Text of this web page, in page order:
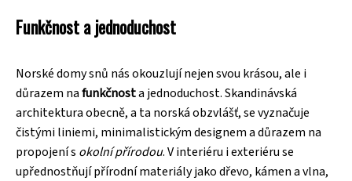
Funkčnost a jednoduchost
Norské domy snů nás okouzlují nejen svou krásou, ale i
důrazem nafunkčnosta jednoduchost. Skandinávská
architektura obecně, a ta norská obzvlášť, se vyznačuje
čistými liniemi, minimalistickým designem a důrazem na
propojení s okolní přírodou. V interiéru i exteriéru se
upřednostňují přírodní materiály jako dřevo, kámen a vlna,